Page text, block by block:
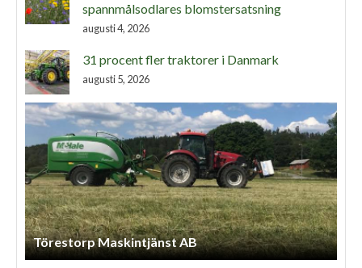
spannmålsodlares blomstersatsning
augusti 4, 2026
31 procent fler traktorer i Danmark
augusti 5, 2026
Törestorp Maskintjänst AB